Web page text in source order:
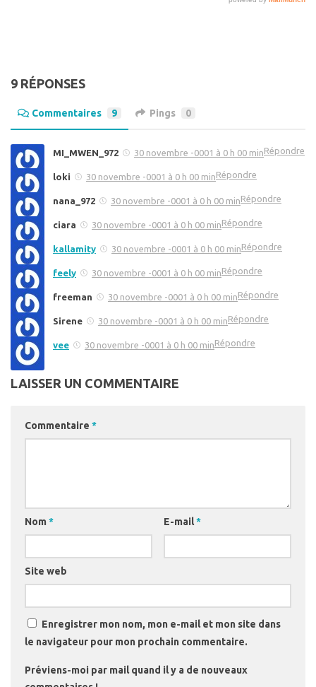
9 RÉPONSES
Commentaires 9 Pings 0
MI_MWEN_972 30 novembre -0001 à 0 h 00 minRépondre
loki 30 novembre -0001 à 0 h 00 minRépondre
nana_972 30 novembre -0001 à 0 h 00 minRépondre
ciara 30 novembre -0001 à 0 h 00 minRépondre
kallamity 30 novembre -0001 à 0 h 00 minRépondre
feely 30 novembre -0001 à 0 h 00 minRépondre
freeman 30 novembre -0001 à 0 h 00 minRépondre
Sirene 30 novembre -0001 à 0 h 00 minRépondre
vee 30 novembre -0001 à 0 h 00 minRépondre
LAISSER UN COMMENTAIRE
Commentaire *
Nom * E-mail*
Site web
Enregistrer mon nom, mon e-mail et mon site dans
le navigateur pour mon prochain commentaire.
Préviens-moi par mail quand il y a de nouveaux